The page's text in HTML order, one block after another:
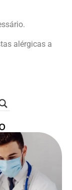
alérgicas a